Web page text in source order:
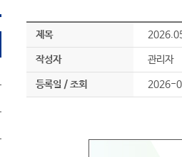
제목
작성자 관리자
등록일 / 조회 2026-